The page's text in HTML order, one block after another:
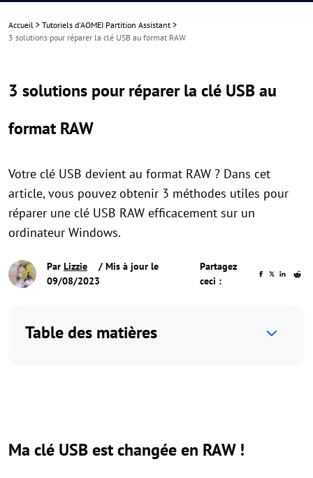
Accueil > Tutoriels d'AOMEI Partition Assistant >
3 solutions pour réparer la clé USB au format RAW
3 solutions pour réparer la clé USB au
format RAW
Votre clé USB devient au format RAW ? Dans cet
article, vous pouvez obtenir 3 méthodes utiles pour
réparer une clé USB RAW efficacement sur un
ordinateur Windows.
Par Lizzie
/ Mis à jour le
09/08/2023
Partagez
ceci :
Table des matières
Ma clé USB est changée en RAW !